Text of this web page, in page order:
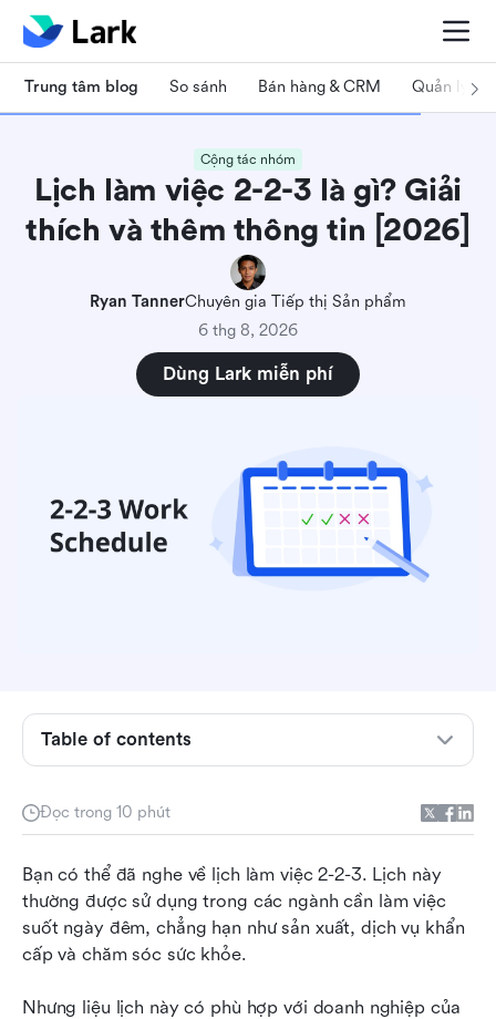
Trung tâm blog So sánh Bán hàng & CRM Quản lý dự
Cộng tác nhóm
Lịch làm việc 2-2-3 là gì? Giải
thích và thêm thông tin [2026]
Ryan TannerChuyên gia Tiếp thị Sản phẩm
6 thg 8, 2026
Dùng Lark miễn phí
Đọc trong 10 phút
Bạn có thể đã nghe về lịch làm việc 2-2-3. Lịch này
thường được sử dụng trong các ngành cần làm việc
suốt ngày đêm, chẳng hạn như sản xuất, dịch vụ khẩn
cấp và chăm sóc sức khỏe.
Nhưng liệu lịch này có phù hợp với doanh nghiệp của
Table of contents
Lịch làm việc 2-2-3 là gì?
2-2-3 biến thể lịch làm việc
làm việc 2-2-3 là gì?
Làm thế nào để chuyển công ty của bạn sang
lịch làm việc 2-2-3?
Các lựa chọn thay thế cho lịch trình 2-2-3